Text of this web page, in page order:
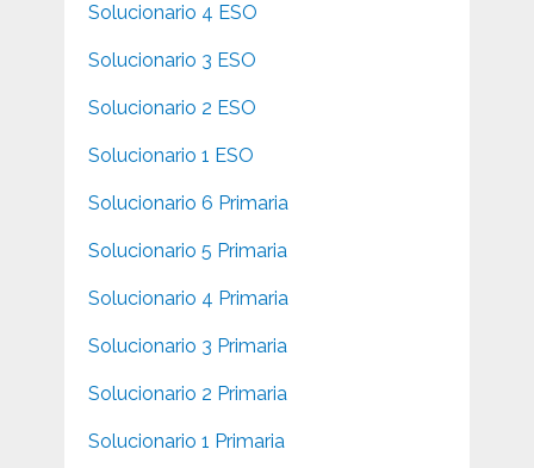
Solucionario 4 ESO
Solucionario 3 ESO
Solucionario 2 ESO
Solucionario 1 ESO
Solucionario 6 Primaria
Solucionario 5 Primaria
Solucionario 4 Primaria
Solucionario 3 Primaria
Solucionario 2 Primaria
Solucionario 1 Primaria